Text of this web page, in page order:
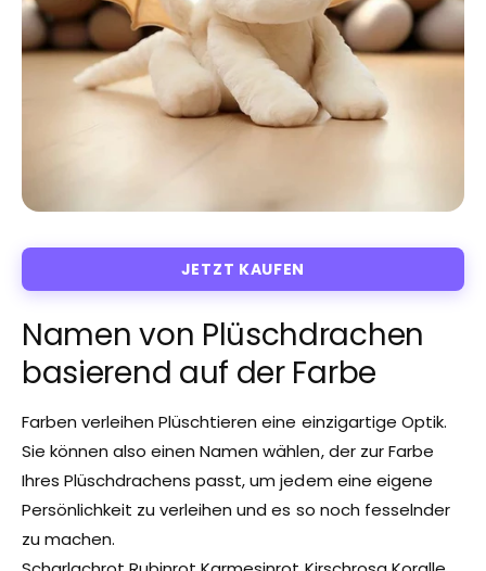
JETZT KAUFEN
Namen von Plüschdrachen
basierend auf der Farbe
Farben verleihen Plüschtieren eine einzigartige Optik.
Sie können also einen Namen wählen, der zur Farbe
Ihres Plüschdrachens passt, um jedem eine eigene
Persönlichkeit zu verleihen und es so noch fesselnder
zu machen.